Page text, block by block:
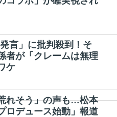
言」に批判殺到！そ
者が「クレームは無理
ケ
れそう」の声も…松本
ロデュース始動」報道